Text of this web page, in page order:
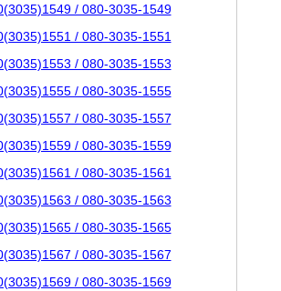
/ 080-3035-1549
/ 080-3035-1551
/ 080-3035-1553
/ 080-3035-1555
/ 080-3035-1557
/ 080-3035-1559
/ 080-3035-1561
/ 080-3035-1563
/ 080-3035-1565
/ 080-3035-1567
/ 080-3035-1569